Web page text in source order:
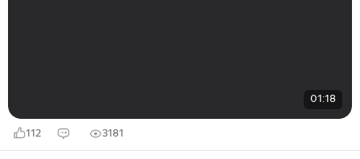
01:18
112 3181